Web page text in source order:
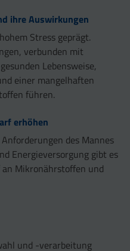
ihre Auswirkungen
Stress geprägt.
verbunden mit
Lebensweise,
einer mangelhaften
führen.
erhöhen
des Mannes
Energieversorgung gibt es
Mikronährstoffen und
und -verarbeitung